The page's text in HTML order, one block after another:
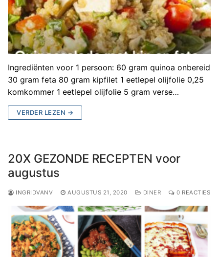
Ingrediënten voor 1 persoon: 60 gram quinoa onbereid
30 gram feta 80 gram kipfilet 1 eetlepel olijfolie 0,25
komkommer 1 eetlepel olijfolie 5 gram verse…
VERDER LEZEN →
20X GEZONDE RECEPTEN voor
augustus
INGRIDVANV AUGUSTUS 21, 2020 DINER 0 REACTIES